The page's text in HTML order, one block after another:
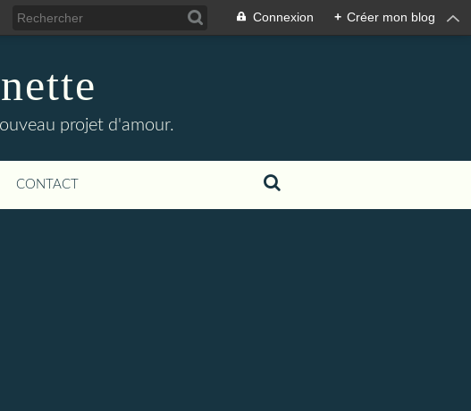
Connexion + Créer mon blog
projet d'amour.
CONTACT